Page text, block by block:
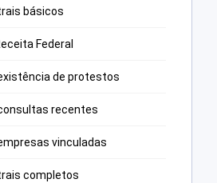
básicos
Federal
de protestos
recentes
vinculadas
completos